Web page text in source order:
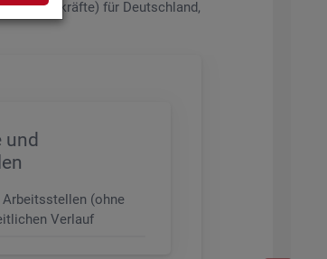
Fach­kräf­te) für Deutsch­land,
und
(ohne
Verlauf